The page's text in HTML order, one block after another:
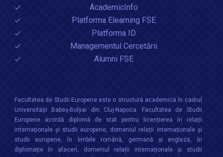
AcademicInfo
Platforma Elearning FSE
Platforma ID
Managementul Cercetării
Alumni FSE
Facultatea de Studii Europene este o structură academică în cadrul
Universităţii Babeș-Bolyai din Cluj-Napoca. Facultatea de Studii
Europene acordă diplomă de stat pentru licențierea în relaţii
internaţionale şi studii europene, domeniul relații internaționale şi
studii europene, în limbile română, germană și engleză, în
diplomație în afaceri, domeniul relații internaționale și studii